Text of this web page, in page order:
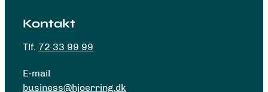
Kontakt
Tlf. 72 33 99 99
E-mail
business@hjoerring.dk